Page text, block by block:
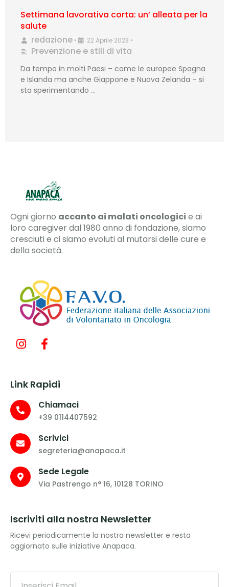
Settimana lavorativa corta: un’ alleata per la
salute
redazione • 22 Aprile 2023 •
Prevenzione e stili di vita
Da tempo in molti Paesi – come le europee Spagna
e Islanda ma anche Giappone e Nuova Zelanda – si
sta sperimentando …
Ogni giorno accanto ai malati oncologici e ai
loro caregiver dal 1980 anno di fondazione, siamo
cresciuti e ci siamo evoluti al mutarsi delle cure e
della società.
Link Rapidi
Chiamaci
+39 0114407592
Scrivici
segreteria@anapaca.it
Sede Legale
Via Pastrengo n° 16, 10128 TORINO
Iscriviti alla nostra Newsletter
Ricevi periodicamente la nostra newsletter e resta
aggiornato sulle iniziative Anapaca.